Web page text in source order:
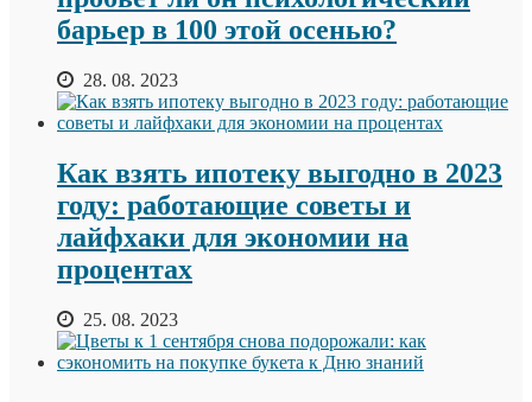
барьер в 100 этой осенью?
28. 08. 2023
Как взять ипотеку выгодно в 2023
году: работающие советы и
лайфхаки для экономии на
процентах
25. 08. 2023